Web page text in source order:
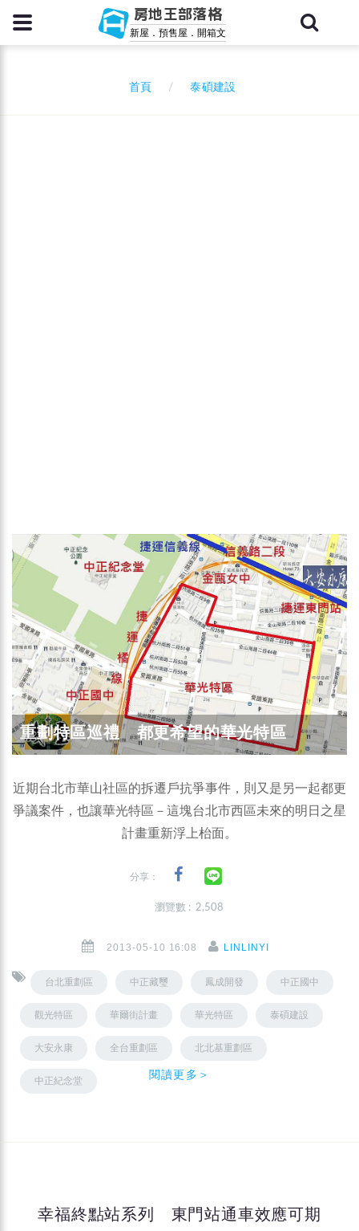
房地王部落格
新屋．預售屋．開箱文
首頁 泰碩建設
重劃特區巡禮 都更希望的華光特區
近期台北市華山社區的拆遷戶抗爭事件，則又是另一起都更
爭議案件，也讓華光特區－這塊台北市西區未來的明日之星
計畫重新浮上枱面。
分享：
瀏覽數 : 2,508
2013-05-10 16:08 LINLINYI
台北重劃區 中正藏璽 鳳成開發 中正國中
觀光特區 華爾街計畫 華光特區 泰碩建設
大安永康 全台重劃區 北北基重劃區
中正紀念堂 閱讀更多＞
幸福終點站系列 東門站通車效應可期